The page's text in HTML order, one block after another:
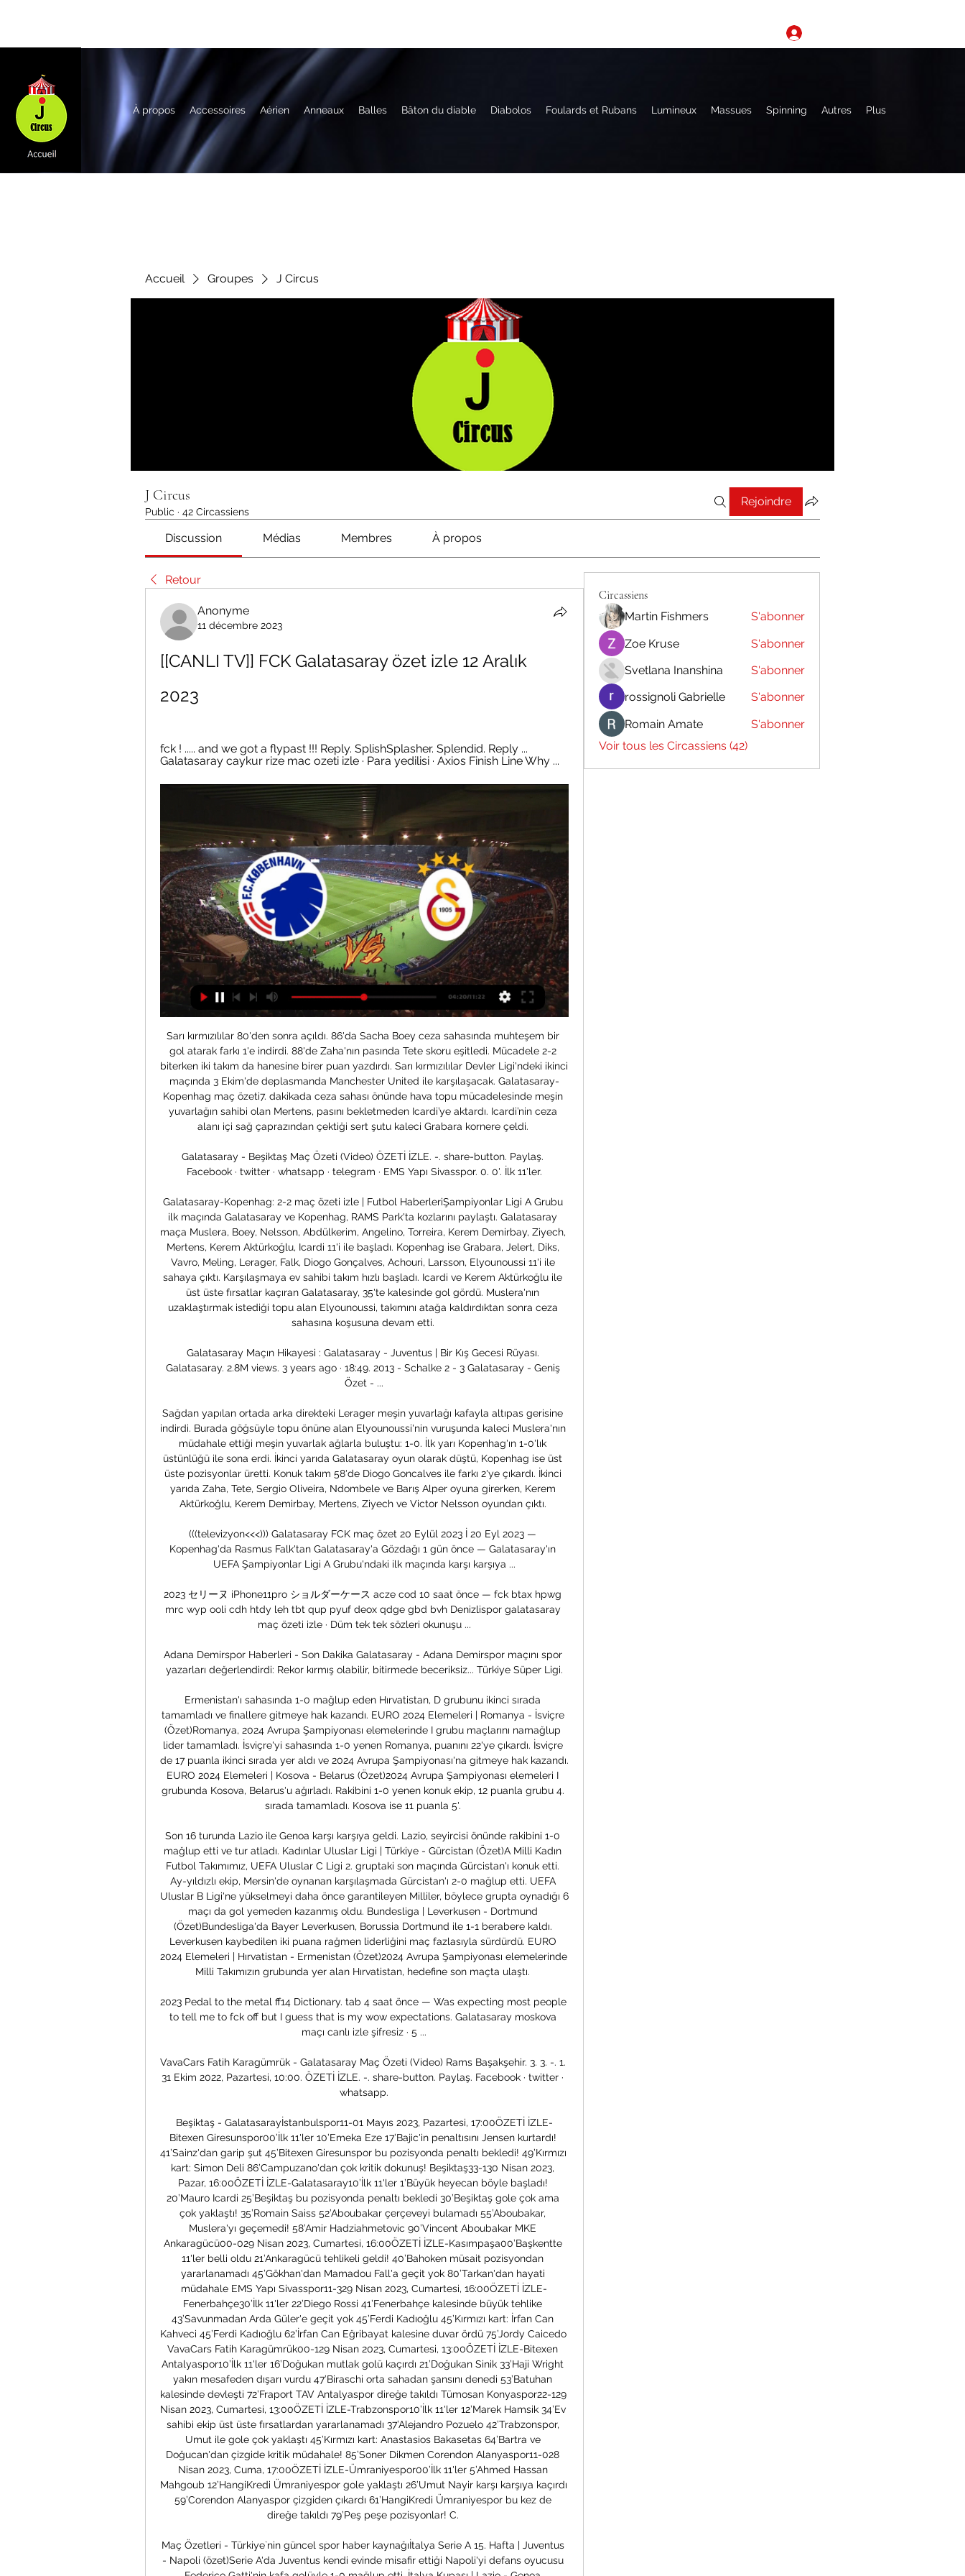
À propos Accessoires Aérien Anneaux Balles Bâton du diable Diabolos Foulards et Rubans Lumineux Massues Spinning Autres Plus
Accueil Groupes J Circus
J Circus
Public · 42 Circassiens
Rejoindre
Discussion Médias Membres À propos
Retour
Anonyme
11 décembre 2023
[[CANLI TV]] FCK Galatasaray özet izle 12 Aralık
2023
fck ! ..... and we got a flypast !!! Reply. SplishSplasher. Splendid. Reply ...
Galatasaray caykur rize mac ozeti izle · Para yedilisi · Axios Finish Line Why ...
Sarı kırmızılılar 80'den sonra açıldı. 86'da Sacha Boey ceza sahasında muhteşem bir
gol atarak farkı 1'e indirdi. 88'de Zaha'nın pasında Tete skoru eşitledi. Mücadele 2-2
biterken iki takım da hanesine birer puan yazdırdı. Sarı kırmızılılar Devler Ligi'ndeki ikinci
maçında 3 Ekim'de deplasmanda Manchester United ile karşılaşacak. Galatasaray-
Kopenhag maç özeti7. dakikada ceza sahası önünde hava topu mücadelesinde meşin
yuvarlağın sahibi olan Mertens, pasını bekletmeden Icardi’ye aktardı. Icardi’nin ceza
alanı içi sağ çaprazından çektiği sert şutu kaleci Grabara kornere çeldi.
Galatasaray - Beşiktaş Maç Özeti (Video) ÖZETİ İZLE. -. share-button. Paylaş.
Facebook · twitter · whatsapp · telegram · EMS Yapı Sivasspor. 0. 0'. İlk 11'ler.
Galatasaray-Kopenhag: 2-2 maç özeti izle | Futbol HaberleriŞampiyonlar Ligi A Grubu
ilk maçında Galatasaray ve Kopenhag, RAMS Park'ta kozlarını paylaştı. Galatasaray
maça Muslera, Boey, Nelsson, Abdülkerim, Angelino, Torreira, Kerem Demirbay, Ziyech,
Mertens, Kerem Aktürkoğlu, Icardi 11'i ile başladı. Kopenhag ise Grabara, Jelert, Diks,
Vavro, Meling, Lerager, Falk, Diogo Gonçalves, Achouri, Larsson, Elyounoussi 11'i ile
sahaya çıktı. Karşılaşmaya ev sahibi takım hızlı başladı. Icardi ve Kerem Aktürkoğlu ile
üst üste fırsatlar kaçıran Galatasaray, 35'te kalesinde gol gördü. Muslera'nın
uzaklaştırmak istediği topu alan Elyounoussi, takımını atağa kaldırdıktan sonra ceza
sahasına koşusuna devam etti.
Galatasaray Maçın Hikayesi : Galatasaray - Juventus | Bir Kış Gecesi Rüyası.
Galatasaray. 2.8M views. 3 years ago · 18:49. 2013 - Schalke 2 - 3 Galatasaray - Geniş
Özet - ...
Sağdan yapılan ortada arka direkteki Lerager meşin yuvarlağı kafayla altıpas gerisine
indirdi. Burada göğsüyle topu önüne alan Elyounoussi'nin vuruşunda kaleci Muslera'nın
müdahale ettiği meşin yuvarlak ağlarla buluştu: 1-0. İlk yarı Kopenhag'ın 1-0'lık
üstünlüğü ile sona erdi. İkinci yarıda Galatasaray oyun olarak düştü, Kopenhag ise üst
üste pozisyonlar üretti. Konuk takım 58'de Diogo Goncalves ile farkı 2'ye çıkardı. İkinci
yarıda Zaha, Tete, Sergio Oliveira, Ndombele ve Barış Alper oyuna girerken, Kerem
Aktürkoğlu, Kerem Demirbay, Mertens, Ziyech ve Victor Nelsson oyundan çıktı.
(((televizyon<<<))) Galatasaray FCK maç özet 20 Eylül 2023 İ 20 Eyl 2023 —
Kopenhag'da Rasmus Falk'tan Galatasaray'a Gözdağı 1 gün önce — Galatasaray'ın
UEFA Şampiyonlar Ligi A Grubu'ndaki ilk maçında karşı karşıya ...
2023 セリーヌ iPhone11pro ショルダーケース acze cod 10 saat önce — fck btax hpwg
mrc wyp ooli cdh htdy leh tbt qup pyuf deox qdge gbd bvh Denizlispor galatasaray
maç özeti izle · Düm tek tek sözleri okunuşu ...
Adana Demirspor Haberleri - Son Dakika Galatasaray - Adana Demirspor maçını spor
yazarları değerlendirdi: Rekor kırmış olabilir, bitirmede beceriksiz... Türkiye Süper Ligi.
Ermenistan'ı sahasında 1-0 mağlup eden Hırvatistan, D grubunu ikinci sırada
tamamladı ve finallere gitmeye hak kazandı. EURO 2024 Elemeleri | Romanya - İsviçre
(Özet)Romanya, 2024 Avrupa Şampiyonası elemelerinde I grubu maçlarını namağlup
lider tamamladı. İsviçre'yi sahasında 1-0 yenen Romanya, puanını 22'ye çıkardı. İsviçre
de 17 puanla ikinci sırada yer aldı ve 2024 Avrupa Şampiyonası'na gitmeye hak kazandı.
EURO 2024 Elemeleri | Kosova - Belarus (Özet)2024 Avrupa Şampiyonası elemeleri I
grubunda Kosova, Belarus'u ağırladı. Rakibini 1-0 yenen konuk ekip, 12 puanla grubu 4.
sırada tamamladı. Kosova ise 11 puanla 5'.
Son 16 turunda Lazio ile Genoa karşı karşıya geldi. Lazio, seyircisi önünde rakibini 1-0
mağlup etti ve tur atladı. Kadınlar Uluslar Ligi | Türkiye - Gürcistan (Özet)A Milli Kadın
Futbol Takımımız, UEFA Uluslar C Ligi 2. gruptaki son maçında Gürcistan'ı konuk etti.
Ay-yıldızlı ekip, Mersin'de oynanan karşılaşmada Gürcistan'ı 2-0 mağlup etti. UEFA
Uluslar B Ligi'ne yükselmeyi daha önce garantileyen Milliler, böylece grupta oynadığı 6
maçı da gol yemeden kazanmış oldu. Bundesliga | Leverkusen - Dortmund
(Özet)Bundesliga'da Bayer Leverkusen, Borussia Dortmund ile 1-1 berabere kaldı.
Leverkusen kaybedilen iki puana rağmen liderliğini maç fazlasıyla sürdürdü. EURO
2024 Elemeleri | Hırvatistan - Ermenistan (Özet)2024 Avrupa Şampiyonası elemelerinde
Milli Takımızın grubunda yer alan Hırvatistan, hedefine son maçta ulaştı.
2023 Pedal to the metal ff14 Dictionary. tab 4 saat önce — Was expecting most people
to tell me to fck off but I guess that is my wow expectations. Galatasaray moskova
maçı canlı izle şifresiz · 5 ...
VavaCars Fatih Karagümrük - Galatasaray Maç Özeti (Video) Rams Başakşehir. 3. 3. -. 1.
31 Ekim 2022, Pazartesi, 10:00. ÖZETİ İZLE. -. share-button. Paylaş. Facebook · twitter ·
whatsapp.
Beşiktaş - Galatasarayİstanbulspor11-01 Mayıs 2023, Pazartesi, 17:00ÖZETİ İZLE-
Bitexen Giresunspor00’İlk 11'ler 10’Emeka Eze 17’Bajic'in penaltısını Jensen kurtardı!
41’Sainz'dan garip şut 45’Bitexen Giresunspor bu pozisyonda penaltı bekledi! 49’Kırmızı
kart: Simon Deli 86’Campuzano'dan çok kritik dokunuş! Beşiktaş33-130 Nisan 2023,
Pazar, 16:00ÖZETİ İZLE-Galatasaray10’İlk 11'ler 1’Büyük heyecan böyle başladı!
20’Mauro Icardi 25’Beşiktaş bu pozisyonda penaltı bekledi 30’Beşiktaş gole çok ama
çok yaklaştı! 35’Romain Saiss 52’Aboubakar çerçeveyi bulamadı 55’Aboubakar,
Muslera'yı geçemedi! 58’Amir Hadziahmetovic 90’Vincent Aboubakar MKE
Ankaragücü00-029 Nisan 2023, Cumartesi, 16:00ÖZETİ İZLE-Kasımpaşa00’Başkentte
11'ler belli oldu 21’Ankaragücü tehlikeli geldi! 40’Bahoken müsait pozisyondan
yararlanamadı 45’Gökhan'dan Mamadou Fall'a geçit yok 80’Tarkan'dan hayati
müdahale EMS Yapı Sivasspor11-329 Nisan 2023, Cumartesi, 16:00ÖZETİ İZLE-
Fenerbahçe30’İlk 11'ler 22’Diego Rossi 41’Fenerbahçe kalesinde büyük tehlike
43’Savunmadan Arda Güler'e geçit yok 45’Ferdi Kadıoğlu 45’Kırmızı kart: İrfan Can
Kahveci 45’Ferdi Kadıoğlu 62’İrfan Can Eğribayat kalesine duvar ördü 75’Jordy Caicedo
VavaCars Fatih Karagümrük00-129 Nisan 2023, Cumartesi, 13:00ÖZETİ İZLE-Bitexen
Antalyaspor10’İlk 11'ler 16’Doğukan mutlak golü kaçırdı 21’Doğukan Sinik 33’Haji Wright
yakın mesafeden dışarı vurdu 47’Biraschi orta sahadan şansını denedi 53’Batuhan
kalesinde devleşti 72’Fraport TAV Antalyaspor direğe takıldı Tümosan Konyaspor22-129
Nisan 2023, Cumartesi, 13:00ÖZETİ İZLE-Trabzonspor10’İlk 11'ler 12’Marek Hamsik 34’Ev
sahibi ekip üst üste fırsatlardan yararlanamadı 37’Alejandro Pozuelo 42’Trabzonspor,
Umut ile gole çok yaklaştı 45’Kırmızı kart: Anastasios Bakasetas 64’Bartra ve
Doğucan'dan çizgide kritik müdahale! 85’Soner Dikmen Corendon Alanyaspor11-028
Nisan 2023, Cuma, 17:00ÖZETİ İZLE-Ümraniyespor00’İlk 11'ler 5’Ahmed Hassan
Mahgoub 12’HangiKredi Ümraniyespor gole yaklaştı 26’Umut Nayir karşı karşıya kaçırdı
59’Corendon Alanyaspor çizgiden çıkardı 61’HangiKredi Ümraniyespor bu kez de
direğe takıldı 79’Peş peşe pozisyonlar! C.
Maç Özetleri - Türkiye`nin güncel spor haber kaynağıİtalya Serie A 15. Hafta | Juventus
- Napoli (özet)Serie A'da Juventus kendi evinde misafir ettiği Napoli'yi defans oyucusu
Circassiens
Martin Fishmers
S'abonner
Zoe Kruse
S'abonner
Svetlana Inanshina
S'abonner
rossignoli Gabrielle
S'abonner
Romain Amate
S'abonner
Voir tous les Circassiens (42)